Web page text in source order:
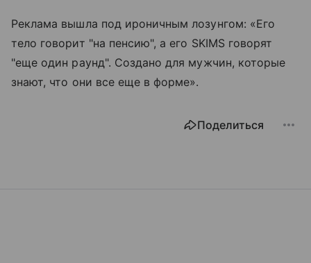
Реклама вышла под ироничным лозунгом: «Его
тело говорит "на пенсию", а его SKIMS говорят
"еще один раунд". Создано для мужчин, которые
знают, что они все еще в форме».
Поделиться